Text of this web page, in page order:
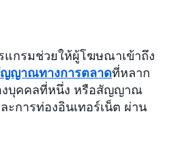
กรมช่วยให้ผู้โฆษณาเข้าถึง
ญาณทางการตลาดที่หลาก
บุคคลที่หนึ่ง หรือสัญญาณ
ะการท่องอินเทอร์เน็ต ผ่าน